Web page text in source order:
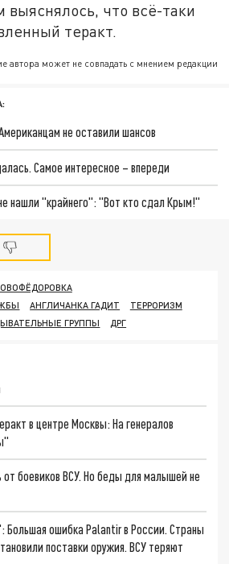
выяснялось, что всё-таки
теракт.
автора может не совпадать с мнением редакции
не оставили шансов
Самое интересное – впереди
нашли "крайнего": "Вот кто сдал Крым!"
АНГЛИЧАНКА ГАДИТ
ТЕРРОРИЗМ
ГРУППЫ
ДРГ
в центре Москвы: На генералов
боевиков ВСУ. Но беды для малышей не
Большая ошибка Palantir в России. Страны
поставки оружия. ВСУ теряют